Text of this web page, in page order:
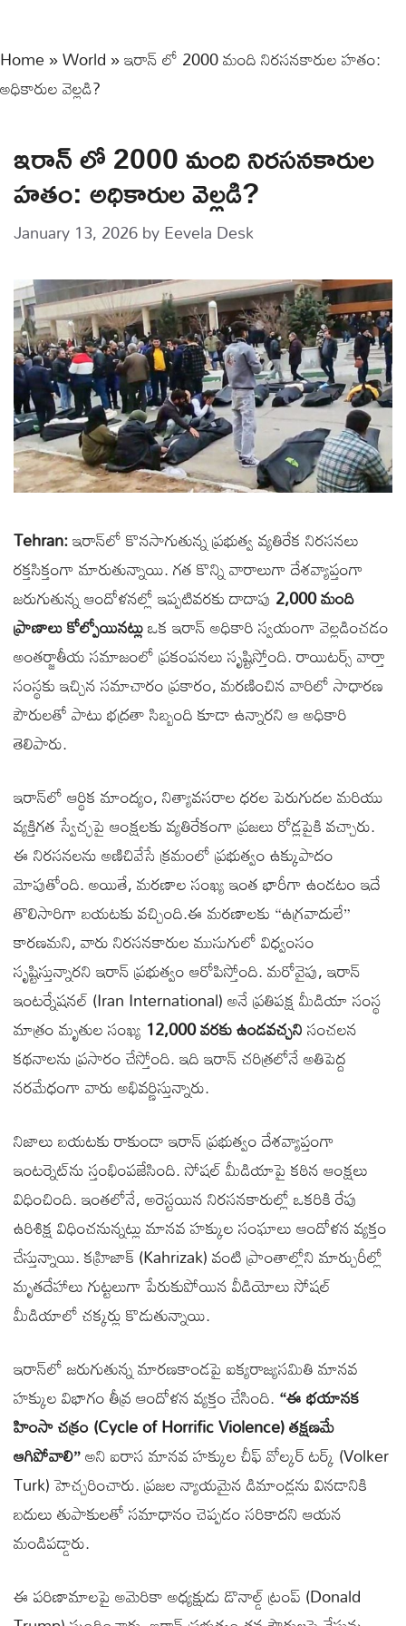
Home»World»ఇరాన్ లో 2000 మంది నిరసనకారుల హతం:
అధికారుల వెల్లడి?
ఇరాన్ లో 2000 మంది నిరసనకారుల
హతం: అధికారుల వెల్లడి?
January 13, 2026byEevela Desk
Tehran:ఇరాన్‌లో కొనసాగుతున్న ప్రభుత్వ వ్యతిరేక నిరసనలు
రక్తసిక్తంగా మారుతున్నాయి. గత కొన్ని వారాలుగా దేశవ్యాప్తంగా
జరుగుతున్న ఆందోళనల్లో ఇప్పటివరకు దాదాపు 2,000 మంది
ప్రాణాలు కోల్పోయినట్లుఒక ఇరాన్ అధికారి స్వయంగా వెల్లడించడం
అంతర్జాతీయ సమాజంలో ప్రకంపనలు సృష్టిస్తోంది. రాయిటర్స్ వార్తా
సంస్థకు ఇచ్చిన సమాచారం ప్రకారం, మరణించిన వారిలో సాధారణ
పౌరులతో పాటు భద్రతా సిబ్బంది కూడా ఉన్నారని ఆ అధికారి
తెలిపారు.
ఇరాన్‌లో ఆర్థిక మాంద్యం, నిత్యావసరాల ధరల పెరుగుదల మరియు
వ్యక్తిగత స్వేచ్ఛపై ఆంక్షలకు వ్యతిరేకంగా ప్రజలు రోడ్లపైకి వచ్చారు.
ఈ నిరసనలను అణిచివేసే క్రమంలో ప్రభుత్వం ఉక్కుపాదం
మోపుతోంది. అయితే, మరణాల సంఖ్య ఇంత భారీగా ఉండటం ఇదే
తొలిసారిగా బయటకు వచ్చింది.ఈ మరణాలకు “ఉగ్రవాదులే”
కారణమని, వారు నిరసనకారుల ముసుగులో విధ్వంసం
సృష్టిస్తున్నారని ఇరాన్ ప్రభుత్వం ఆరోపిస్తోంది. మరోవైపు, ఇరాన్
ఇంటర్నేషనల్ (Iran International) అనే ప్రతిపక్ష మీడియా సంస్థ
మాత్రం మృతుల సంఖ్య 12,000 వరకు ఉండవచ్చనిసంచలన
కథనాలను ప్రసారం చేస్తోంది. ఇది ఇరాన్ చరిత్రలోనే అతిపెద్ద
నరమేధంగా వారు అభివర్ణిస్తున్నారు.
నిజాలు బయటకు రాకుండా ఇరాన్ ప్రభుత్వం దేశవ్యాప్తంగా
ఇంటర్నెట్‌ను స్తంభింపజేసింది. సోషల్ మీడియాపై కఠిన ఆంక్షలు
విధించింది. ఇంతలోనే, అరెస్టయిన నిరసనకారుల్లో ఒకరికి రేపు
ఉరిశిక్ష విధించనున్నట్లు మానవ హక్కుల సంఘాలు ఆందోళన వ్యక్తం
చేస్తున్నాయి. కహ్రిజాక్ (Kahrizak) వంటి ప్రాంతాల్లోని మార్చురీల్లో
మృతదేహాలు గుట్టలుగా పేరుకుపోయిన వీడియోలు సోషల్
మీడియాలో చక్కర్లు కొడుతున్నాయి.
ఇరాన్‌లో జరుగుతున్న మారణకాండపై ఐక్యరాజ్యసమితి మానవ
హక్కుల విభాగం తీవ్ర ఆందోళన వ్యక్తం చేసింది.“ఈ భయానక
హింసా చక్రం (Cycle of Horrific Violence) తక్షణమే
ఆగిపోవాలి”అని ఐరాస మానవ హక్కుల చీఫ్ వోల్కర్ టర్క్ (Volker
Turk) హెచ్చరించారు. ప్రజల న్యాయమైన డిమాండ్లను వినడానికి
బదులు తుపాకులతో సమాధానం చెప్పడం సరికాదని ఆయన
మండిపడ్డారు.
ఈ పరిణామాలపై అమెరికా అధ్యక్షుడు డొనాల్డ్ ట్రంప్ (Donald